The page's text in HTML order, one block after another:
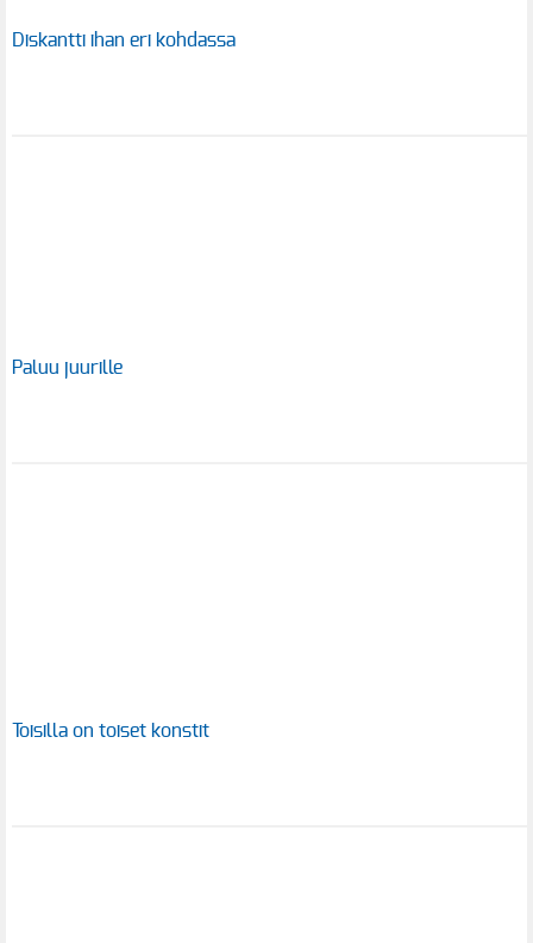
Diskantti ihan eri kohdassa
Paluu juurille
Toisilla on toiset konstit